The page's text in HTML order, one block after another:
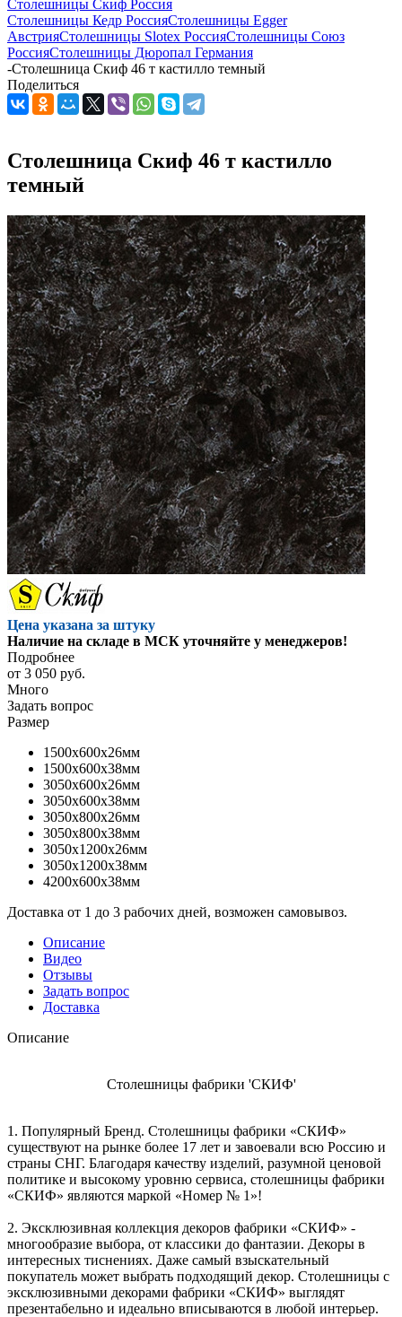
Столешницы Скиф Россия
Столешницы Кедр РоссияСтолешницы Egger
АвстрияСтолешницы Slotex РоссияСтолешницы Союз
РоссияСтолешницы Дюропал Германия
-Столешница Скиф 46 т кастилло темный
Поделиться
Столешница Скиф 46 т кастилло
темный
Цена указана за штуку
Наличие на складе в МСК уточняйте у менеджеров!
Подробнее
от 3 050 руб.
Много
Задать вопрос
Размер
1500x600x26мм
1500x600x38мм
3050x600x26мм
3050x600x38мм
3050x800x26мм
3050x800x38мм
3050x1200x26мм
3050x1200x38мм
4200x600x38мм
Доставка от 1 до 3 рабочих дней, возможен самовывоз.
Описание
Видео
Отзывы
Задать вопрос
Доставка
Описание
Столешницы фабрики 'СКИФ'
1. Популярный Бренд. Столешницы фабрики «СКИФ»
существуют на рынке более 17 лет и завоевали всю Россию и
страны СНГ. Благодаря качеству изделий, разумной ценовой
политике и высокому уровню сервиса, столешницы фабрики
«СКИФ» являются маркой «Номер № 1»!
2. Эксклюзивная коллекция декоров фабрики «СКИФ» -
многообразие выбора, от классики до фантазии. Декоры в
интересных тиснениях. Даже самый взыскательный
покупатель может выбрать подходящий декор. Столешницы с
эксклюзивными декорами фабрики «СКИФ» выглядят
презентабельно и идеально вписываются в любой интерьер.